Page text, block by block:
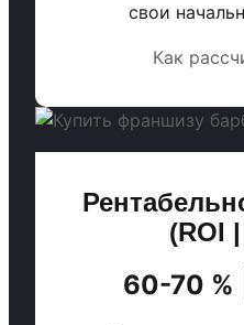
свои
Как
(ROI
60-70 %